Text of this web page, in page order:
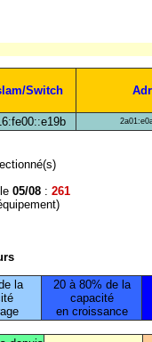
Switch
05/08: 261
la
20 à 80% de la
capacité
en croissance